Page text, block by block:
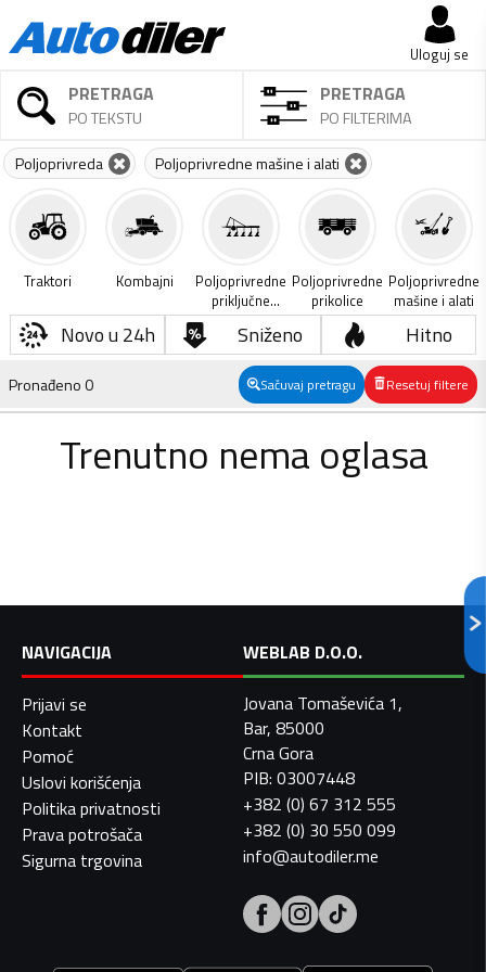
Uloguj se
PRETRAGA
PO TEKSTU
PRETRAGA
PO FILTERIMA
Poljoprivreda Poljoprivredne mašine i alati
Traktori Kombajni
Poljoprivredne
priključne
mašine
Poljoprivredne
prikolice
Poljoprivredne
mašine i alati
Novo u 24h Sniženo Hitno
Pronađeno0 Sačuvaj pretragu Resetuj filtere
Trenutno nema oglasa
NAVIGACIJA
Prijavi se
Kontakt
Pomoć
Uslovi korišćenja
Politika privatnosti
Prava potrošača
Sigurna trgovina
WEBLAB D.O.O.
Jovana Tomaševića 1,
Bar, 85000
Crna Gora
PIB: 03007448
+382 (0) 67 312 555
+382 (0) 30 550 099
info@autodiler.me